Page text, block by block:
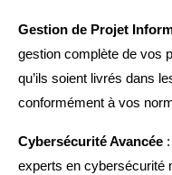
Gestion de Projet
gestion complète de vos
qu’ils soient livrés dans
conformément à vos
Cybersécurité Avancée
experts en cybersécurité